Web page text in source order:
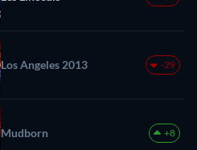
Los Angeles 2013 -29
Mudborn +8